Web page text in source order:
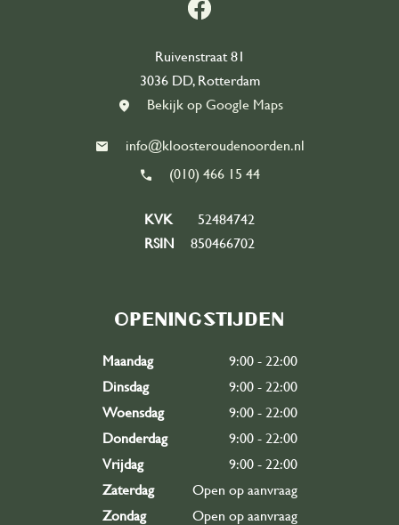
Word vrijwilliger
Ruivenstraat 81
3036 DD, Rotterdam
Bekijk op Google Maps
info@kloosteroudenoorden.nl
(010) 466 15 44
KVK
52484742
RSIN
850466702
Openingstijden
Maandag
9:00 - 22:00
Dinsdag
9:00 - 22:00
Woensdag
9:00 - 22:00
Donderdag
9:00 - 22:00
Vrijdag
9:00 - 22:00
Zaterdag
Open op aanvraag
Zondag
Open op aanvraag